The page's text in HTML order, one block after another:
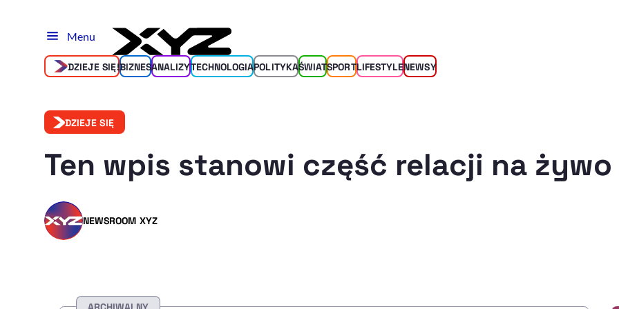
Menu
DZIEJE SIĘ!BIZNESANALIZYTECHNOLOGIAPOLITYKAŚWIATSPORTLIFESTYLENEWSY
DZIEJE SIĘ
Ten wpis stanowi część relacji na
NEWSROOM XYZ